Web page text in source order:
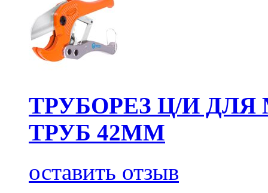
ТРУБОРЕЗ Ц/И
ТРУБ 42ММ
оставить отзыв